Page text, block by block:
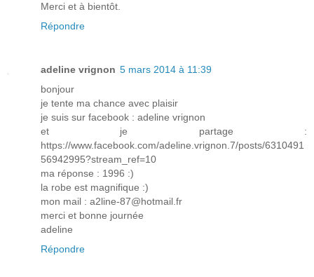
Merci et à bientôt.
Répondre
adeline vrignon 5 mars 2014 à 11:39
bonjour
je tente ma chance avec plaisir
je suis sur facebook : adeline vrignon
et je partage :
https://www.facebook.com/adeline.vrignon.7/posts/6310491
56942995?stream_ref=10
ma réponse : 1996 :)
la robe est magnifique :)
mon mail : a2line-87@hotmail.fr
merci et bonne journée
adeline
Répondre